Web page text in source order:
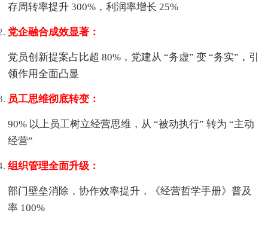
存周转率提升 300%，利润率增长 25%
党企融合成效显著：
党员创新提案占比超 80%，党建从 “务虚” 变 “务实”，引
领作用全面凸显
员工思维彻底转变：
90% 以上员工树立经营思维，从 “被动执行” 转为 “主动
经营”
组织管理全面升级：
部门壁垒消除，协作效率提升，《经营哲学手册》普及
率 100%